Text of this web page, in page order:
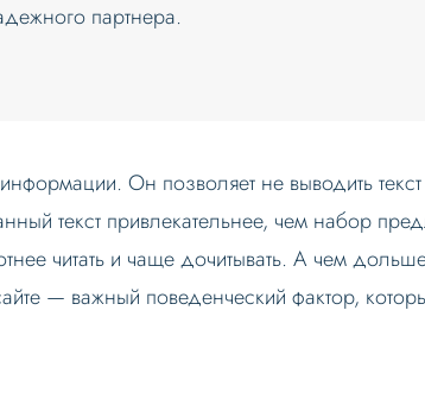
партнера.
Он позволяет не выводить
текст привлекательнее, чем набор
читать и чаще дочитывать. А чем
— важный поведенческий фактор,